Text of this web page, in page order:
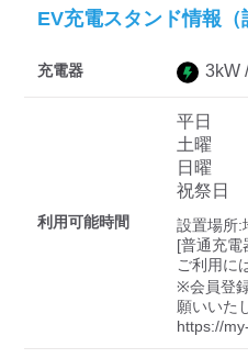
認証システム
三菱ディーラーを表示
示
中速-20kW-以上
EV充電スタンド情報（
充電器 3kW
利用可能時間
平日
土曜
日曜
祝祭日
設置場所:
[普通充電
ご利用に
※会員登
願いいた
https://